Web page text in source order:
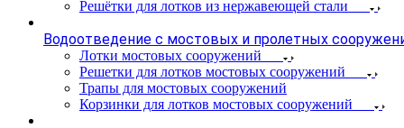
Решётки для лотков из нержавеющей стали
Водоотведение с мостовых и пролетных
Лотки мостовых сооружений
Решетки для лотков мостовых сооружений
Трапы для мостовых сооружений
Корзинки для лотков мостовых сооружений